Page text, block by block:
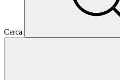
Cerca